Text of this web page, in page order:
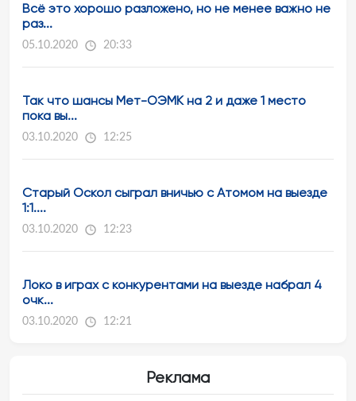
Всё это хорошо разложено, но не менее важно не
раз...
05.10.2020 20:33
Так что шансы Мет-ОЭМК на 2 и даже 1 место
пока вы...
03.10.2020 12:25
Старый Оскол сыграл вничью с Атомом на выезде
1:1....
03.10.2020 12:23
Локо в играх с конкурентами на выезде набрал 4
очк...
03.10.2020 12:21
Реклама